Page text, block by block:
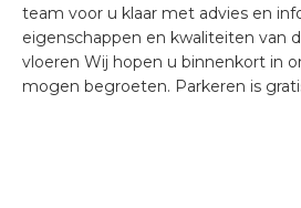
team voor u klaar met advies en
eigenschappen en kwaliteiten van
vloeren Wij hopen u binnenkort in
mogen begroeten. Parkeren is